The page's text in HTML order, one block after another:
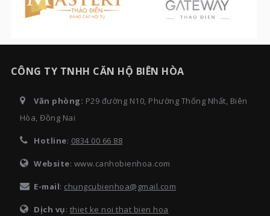
CÔNG TY TNHH CĂN HỘ BIÊN HÒA
Văn phòng: P29 đường N10, Phường Thống Nhất, Biên
Hòa, Đồng Nai
Hotline: 0834 00 66 88
Website: www.canhobienhoa.com
E-mail: chungcubienhoa@gmail.com
Dịch vụ: thiet ke noi that bien hoa